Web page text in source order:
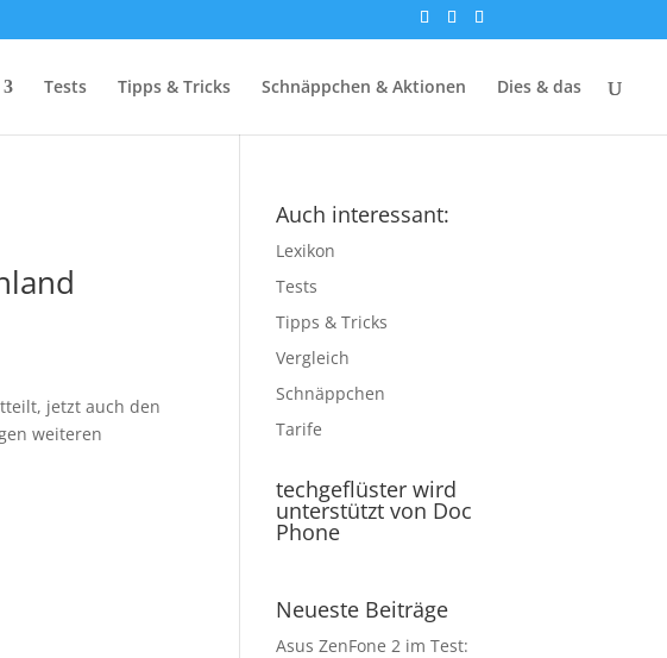
Tests Tipps & Tricks Schnäppchen & Aktionen Dies & das
jetzt auch den
weiteren
Auch interessant:
Lexikon
Tests
Tipps & Tricks
Vergleich
Schnäppchen
Tarife
techgeflüster wird
unterstützt von Doc
Phone
Neueste Beiträge
Asus ZenFone 2 im Test: